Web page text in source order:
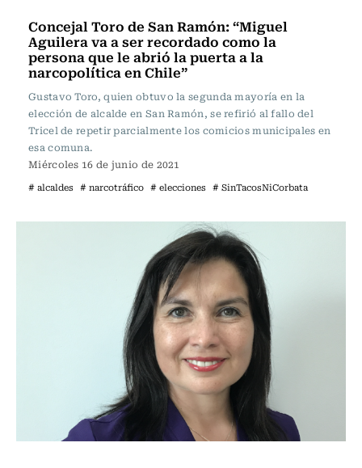
Concejal Toro de San Ramón: “Miguel
Aguilera va a ser recordado como la
persona que le abrió la puerta a la
narcopolítica en Chile”
Gustavo Toro, quien obtuvo la segunda mayoría en la
elección de alcalde en San Ramón, se refirió al fallo del
Tricel de repetir parcialmente los comicios municipales en
esa comuna.
Miércoles 16 de junio de 2021
# alcaldes # narcotráfico # elecciones # SinTacosNiCorbata